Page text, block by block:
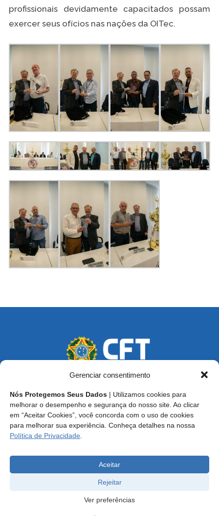
Gerenciar consentimento
Nós Protegemos Seus Dados | Utilizamos cookies para
melhorar o desempenho e segurança do nosso site. Ao clicar
em “Aceitar Cookies”, você concorda com o uso de cookies
para melhorar sua experiência. Conheça detalhes na nossa
Política de Privacidade
Aceitar
Rejeitar
Ver preferências
profissionais devidamente capacitados possam
exercer seus ofícios nas nações da OITec.
Endereço: SCS, Quadra 02, Bloco D, Ed. Oscar Niemeyer,
9º Andar CEP 70.316-900 - Brasília/DF
Central de Atendimento ao Técnico:0800 016-1515